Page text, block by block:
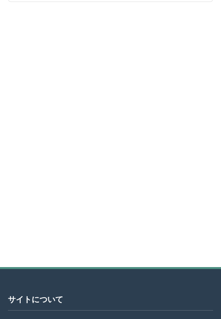
サイトについて